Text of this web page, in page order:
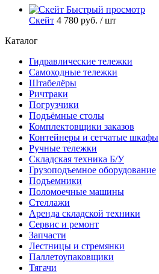
Быстрый просмотр
Скейт 4 780 руб. / шт
Каталог
Гидравлические тележки
Самоходные тележки
Штабелёры
Ричтраки
Погрузчики
Подъёмные столы
Комплектовщики заказов
Контейнеры и сетчатые шкафы
Ручные тележки
Складская техника Б/У
Грузоподъемное оборудование
Подъемники
Поломоечные машины
Стеллажи
Аренда складской техники
Сервис и ремонт
Запчасти
Лестницы и стремянки
Паллетоупаковщики
Тягачи